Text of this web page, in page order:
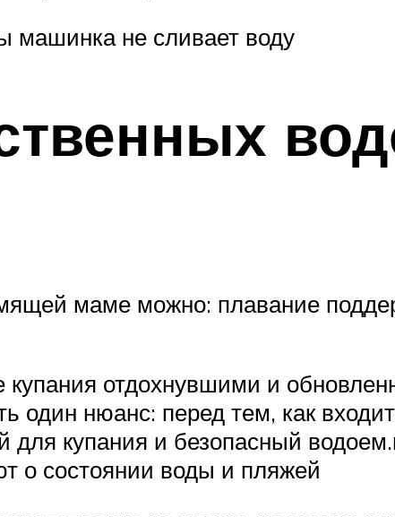
машинка не сливает воду
маме можно: плавание
купания отдохнувшими и
нюанс: перед тем, как
купания и безопасный
о состоянии воды и пляжей